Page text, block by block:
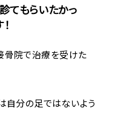
てもらいたかっ
骨院で治療を受けた
自分の足ではないよう